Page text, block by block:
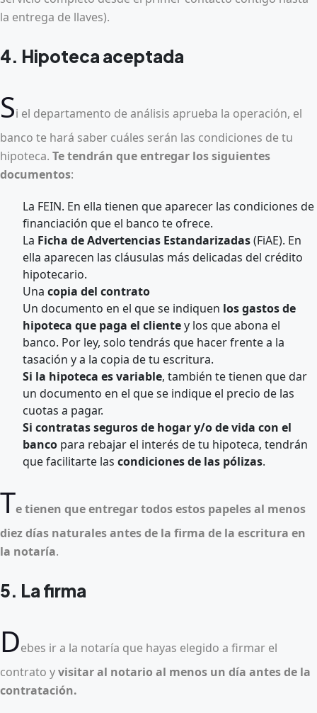
la entrega de llaves).
4. Hipoteca aceptada
Si el departamento de análisis aprueba la operación, el
banco te hará saber cuáles serán las condiciones de tu
hipoteca. Te tendrán que entregar los siguientes
documentos:
La FEIN. En ella tienen que aparecer las condiciones de
financiación que el banco te ofrece.
La Ficha de Advertencias Estandarizadas(FiAE). En
ella aparecen las cláusulas más delicadas del crédito
hipotecario.
Una copia del contrato
Un documento en el que se indiquen los gastos de
hipoteca que paga el clientey los que abona el
banco. Por ley, solo tendrás que hacer frente a la
tasación y a la copia de tu escritura.
Si la hipoteca es variable, también te tienen que dar
un documento en el que se indique el precio de las
cuotas a pagar.
Si contratas seguros de hogar y/o de vida con el
banco para rebajar el interés de tu hipoteca, tendrán
que facilitarte las condiciones de las pólizas.
Te tienen que entregar todos estos papeles al menos
diez días naturales antes de la firma de la escritura en
la notaría.
5. La firma
Debes ir a la notaría que hayas elegido a firmar el
contrato yvisitar al notario al menos un día antes de la
contratación.